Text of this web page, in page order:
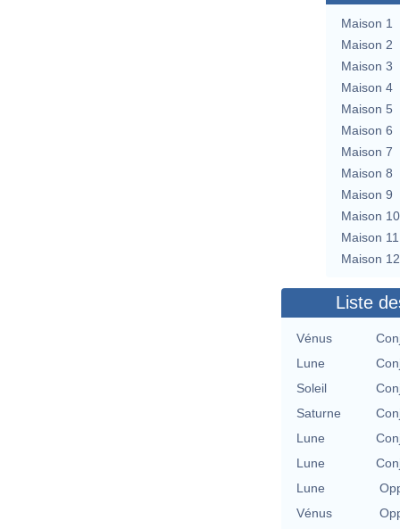
Maison 1
Maison 2
Maison 3
Maison 4
Maison 5
Maison 6
Maison 7
Maison 8
Maison 9
Maison 10
Maison 11
Maison 12
Liste
Vénus
Lune
Soleil
Saturne
Lune
Lune
Lune
Vénus